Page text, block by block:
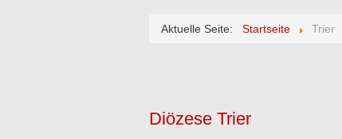
Aktuelle Seite: Startseite Trier
Diözese Trier